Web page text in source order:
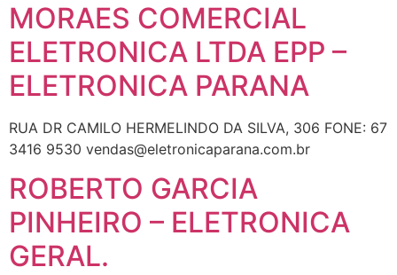
MORAES COMERCIAL
ELETRONICA LTDA EPP –
ELETRONICA PARANA
RUA DR CAMILO HERMELINDO DA SILVA, 306 FONE: 67
3416 9530 vendas@eletronicaparana.com.br
ROBERTO GARCIA
PINHEIRO – ELETRONICA
GERAL.